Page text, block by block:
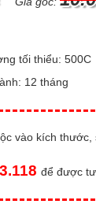
tối thiểu: 500C
12 tháng
vào kích thước,
để được